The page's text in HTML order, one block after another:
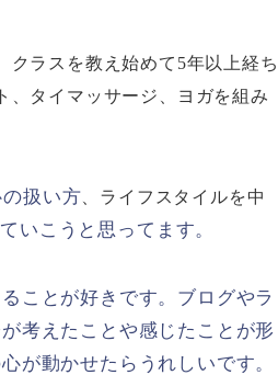
クラスを教え始めて5年以上経ち
、タイマッサージ、ヨガを組み
扱い方 、ライフスタイルを中
いこうと思ってま す。
ことが好きです。ブログやラ
考えたことや感じたことが形
が動かせたらうれしいです。